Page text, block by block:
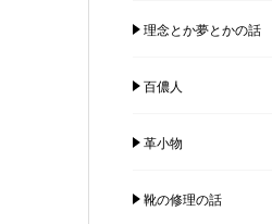
理念とか夢とかの話
百儂人
革小物
靴の修理の話